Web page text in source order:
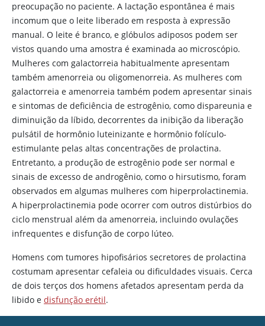
Distúrbios
hipotalâmicos
Galactorreia idiopática
(anormalidade de secreção de
dopaminapresumida)
Infiltrados hipotalâmicos não
tumorais:sarcoidose,
tuberculose, histiocitose de
células de Langerhans
Pós-encefalite
Distúrbios
hipofisários
Síndrome da sela vazia
Tumores secretores de prolactina
Secção cirúrgica da haste
hipofisária e outras lesões
Tumores que causam
compressão da haste hipofisária
Outros
distúrbios
endócrinos
Acromegalia
Doença de Cushing
Hipotireoidismo
Nefropatia crônica
preocupação no paciente. A lactação espontânea é mais
incomum que o leite liberado em resposta à expressão
manual. O leite é branco, e glóbulos adiposos podem ser
vistos quando uma amostra é examinada ao microscópio.
Mulheres com galactorreia habitualmente apresentam
também amenorreia ou oligomenorreia. As mulheres com
galactorreia e amenorreia também podem apresentar sinais
e sintomas de deficiência de estrogênio, como dispareunia e
diminuição da líbido, decorrentes da inibição da liberação
pulsátil de hormônio luteinizante e hormônio folículo-
estimulante pelas altas concentrações de prolactina.
Entretanto, a produção de estrogênio pode ser normal e
sinais de excesso de androgênio, como o hirsutismo, foram
observados em algumas mulheres com hiperprolactinemia.
A hiperprolactinemia pode ocorrer com outros distúrbios do
ciclo menstrual além da amenorreia, incluindo ovulações
infrequentes e disfunção de corpo lúteo.
Homens com tumores hipofisários secretores de prolactina
costumam apresentar cefaleia ou dificuldades visuais. Cerca
de dois terços dos homens afetados apresentam perda da
libido e disfunção erétil.